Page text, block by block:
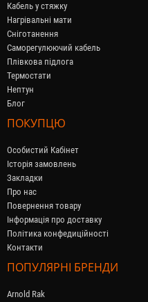
Кабель у стяжку
Нагрівальні мати
Сніготанення
Саморегулюючий кабель
Плівкова підлога
Термостати
Нептун
Блог
ПОКУПЦЮ
Особистий Кабінет
Історія замовлень
Закладки
Про нас
Повернення товару
Інформація про доставку
Політика конфедиційності
Контакти
ПОПУЛЯРНІ БРЕНДИ
Arnold Rak